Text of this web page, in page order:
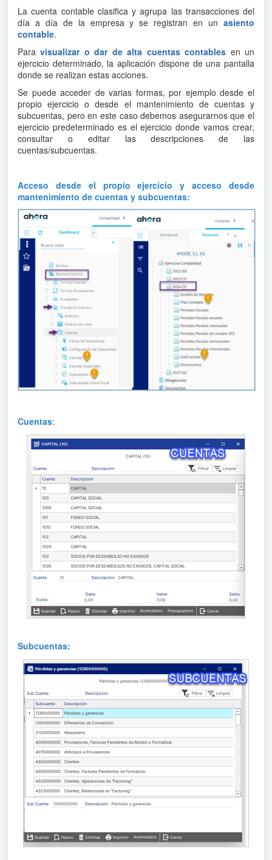
La cuenta contable clasifica y agrupa las transacciones del
día a día de la empresa y se registran en un asiento
contable.
Paravisualizar o dar de alta cuentas contables en un
ejercicio determinado, la aplicación dispone de una pantalla
donde se realizan estas acciones.
Se puede acceder de varias formas, por ejemplo desde el
propio ejercicio o desde el mantenimiento de cuentas y
subcuentas, pero en este caso debemos asegurarnos que el
ejercicio predeterminado es el ejercicio donde vamos crear,
consultar o editar las descripciones de las
cuentas/subcuentas.
Acceso desde el propio ejercicio y acceso desde
mantenimiento de cuentas y subcuentas:
Cuentas:
Subcuentas: